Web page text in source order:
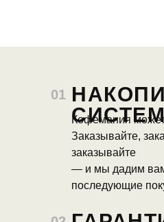
01
Кофемания
Заказывайте,
заказывайте
— и мы дадим вам
последующие